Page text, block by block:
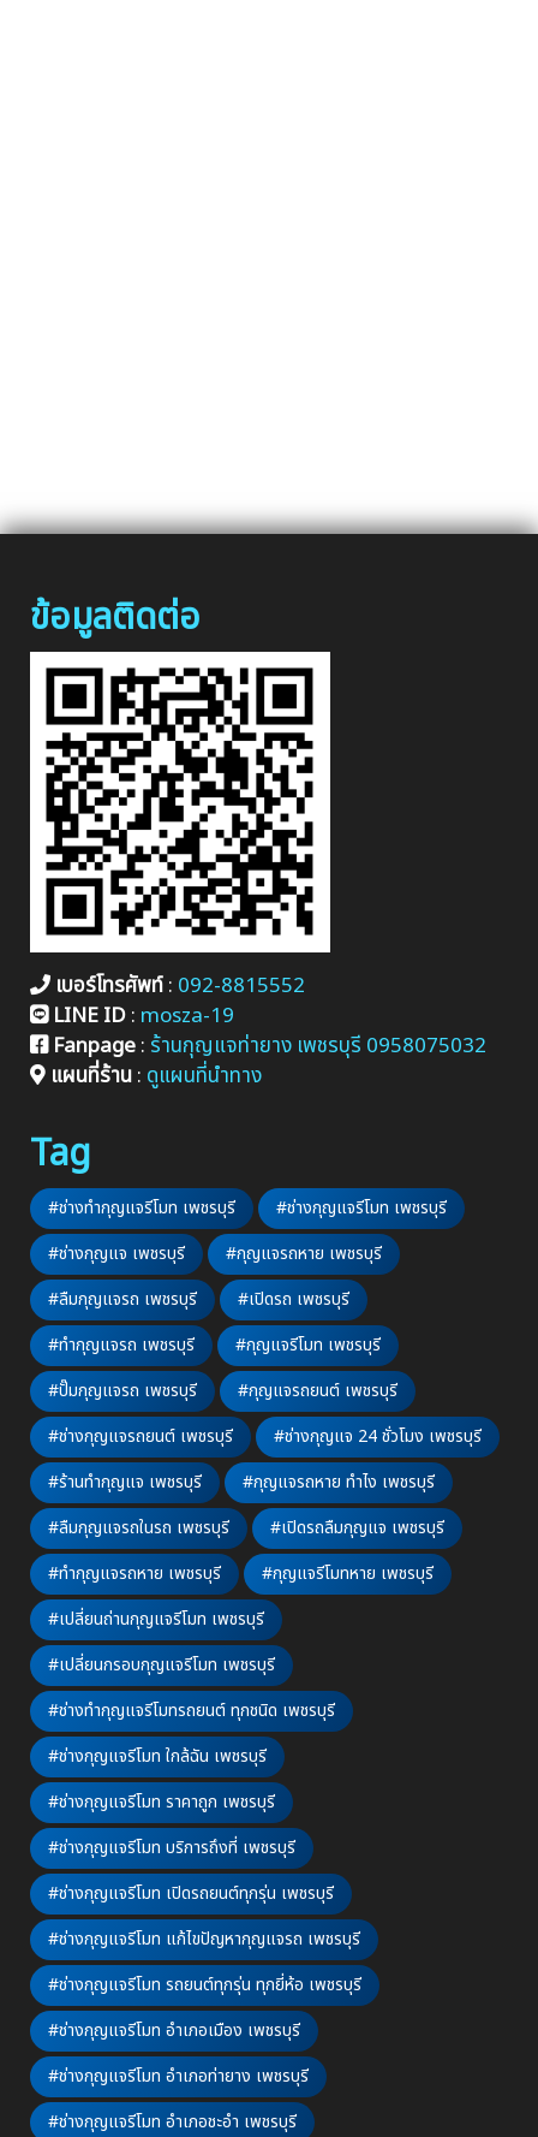
ข้อมูลติดต่อ
เบอร์โทรศัพท์: 092-8815552
LINE ID: mosza-19
Fanpage: ร้านกุญแจท่ายาง เพชรบุรี 0958075032
แผนที่ร้าน: ดูแผนที่นำทาง
Tag
#ช่างทำกุญแจรีโมท เพชรบุรี
#ช่างกุญแจรีโมท เพชรบุรี
#ช่างกุญแจ เพชรบุรี
#กุญแจรถหาย เพชรบุรี
#ลืมกุญแจรถ เพชรบุรี
#เปิดรถ เพชรบุรี
#ทำกุญแจรถ เพชรบุรี
#กุญแจรีโมท เพชรบุรี
#ปั๊มกุญแจรถ เพชรบุรี
#กุญแจรถยนต์ เพชรบุรี
#ช่างกุญแจรถยนต์ เพชรบุรี
#ช่างกุญแจ 24 ชั่วโมง เพชรบุรี
#ร้านทำกุญแจ เพชรบุรี
#กุญแจรถหาย ทำไง เพชรบุรี
#ลืมกุญแจรถในรถ เพชรบุรี
#เปิดรถลืมกุญแจ เพชรบุรี
#ทำกุญแจรถหาย เพชรบุรี
#กุญแจรีโมทหาย เพชรบุรี
#เปลี่ยนถ่านกุญแจรีโมท เพชรบุรี
#เปลี่ยนกรอบกุญแจรีโมท เพชรบุรี
#ช่างทำกุญแจรีโมทรถยนต์ ทุกชนิด เพชรบุรี
#ช่างกุญแจรีโมท ใกล้ฉัน เพชรบุรี
#ช่างกุญแจรีโมท ราคาถูก เพชรบุรี
#ช่างกุญแจรีโมท บริการถึงที่ เพชรบุรี
#ช่างกุญแจรีโมท เปิดรถยนต์ทุกรุ่น เพชรบุรี
#ช่างกุญแจรีโมท แก้ไขปัญหากุญแจรถ เพชรบุรี
#ช่างกุญแจรีโมท รถยนต์ทุกรุ่น ทุกยี่ห้อ เพชรบุรี
#ช่างกุญแจรีโมท อำเภอเมือง เพชรบุรี
#ช่างกุญแจรีโมท อำเภอท่ายาง เพชรบุรี
#ช่างกุญแจรีโมท อำเภอชะอำ เพชรบุรี